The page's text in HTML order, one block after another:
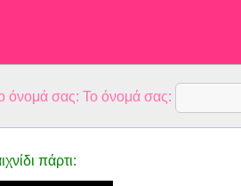
όνομά σας: Το όνομά σας:
πάρτι: